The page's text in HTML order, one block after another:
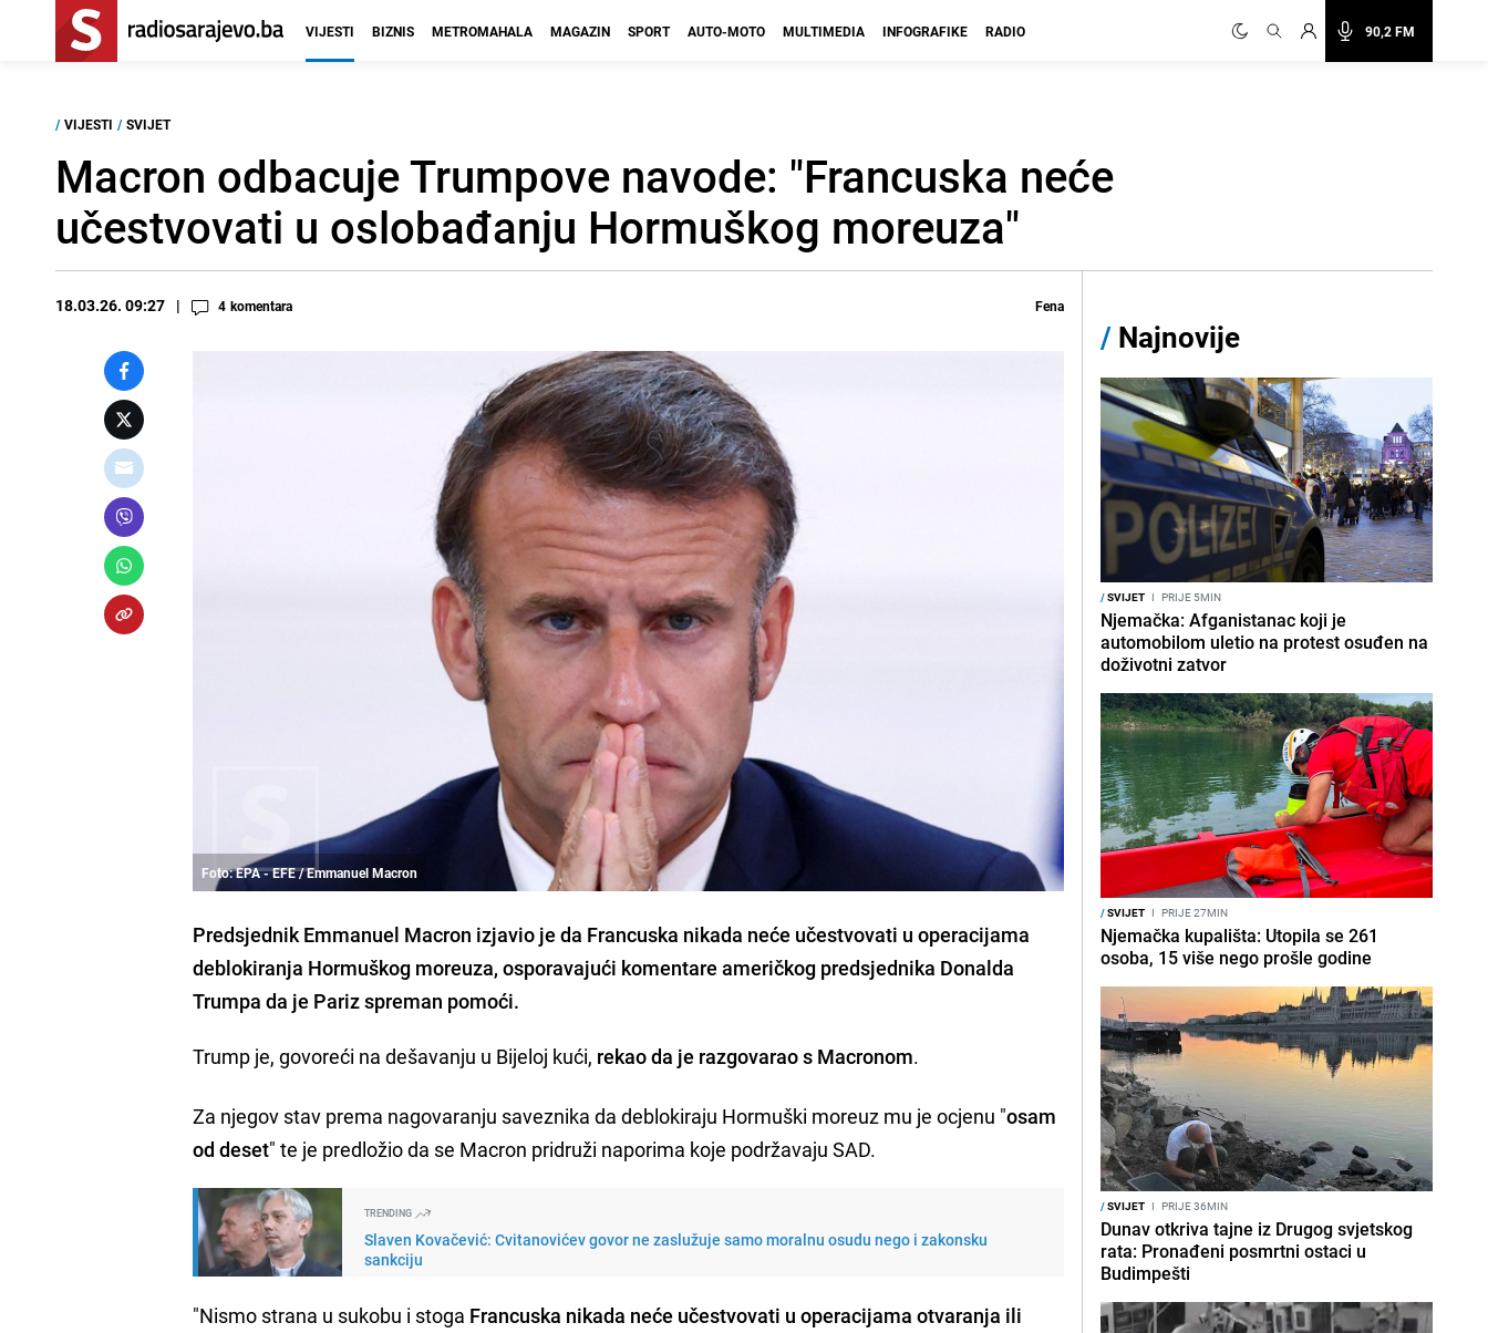
90,2 FM
VIJESTI BIZNIS METROMAHALA MAGAZIN SPORT AUTO-MOTO MULTIMEDIA INFOGRAFIKE RADIO
/ VIJESTI / SVIJET
Macron odbacuje Trumpove navode: "Francuska neće
učestvovati u oslobađanju Hormuškog moreuza"
18.03.26. 09:27 4 komentara Fena
Foto: EPA - EFE / Emmanuel Macron
Predsjednik Emmanuel Macron izjavio je da Francuska nikada neće učestvovati u operacijama
deblokiranja Hormuškog moreuza, osporavajući komentare američkog predsjednika Donalda
Trumpa da je Pariz spreman pomoći.
Trump je, govoreći na dešavanju u Bijeloj kući, rekao da je razgovarao s Macronom.
Za njegov stav prema nagovaranju saveznika da deblokiraju Hormuški moreuz mu je ocjenu "osam
od deset" te je predložio da se Macron pridruži naporima koje podržavaju SAD.
TRENDING
Slaven Kovačević: Cvitanovićev govor ne zaslužuje samo moralnu osudu nego i zakonsku
sankciju
"Nismo strana u sukobu i stoga Francuska nikada neće učestvovati u operacijama otvaranja ili
/ Najnovije
/SVIJET I PRIJE 5MIN
Njemačka: Afganistanac koji je
automobilom uletio na protest osuđen na
doživotni zatvor
/SVIJET I PRIJE 27MIN
Njemačka kupališta: Utopila se 261
osoba, 15 više nego prošle godine
/SVIJET I PRIJE 36MIN
Dunav otkriva tajne iz Drugog svjetskog
rata: Pronađeni posmrtni ostaci u
Budimpešti